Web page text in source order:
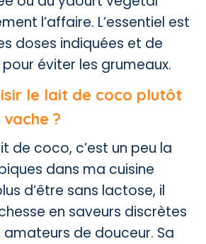
l’affaire. L’essentiel est
doses indiquées et de
éviter les grumeaux.
le lait de coco plutôt
?
de coco, c’est un peu la
dans ma cuisine
d’être sans lactose, il
en saveurs discrètes
de douceur. Sa